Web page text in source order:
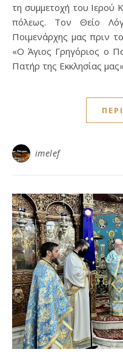
τη συμμετοχή του Ιερού
πόλεως. Τον Θείο
Ποιμενάρχης μας πριν
«Ο Άγιος Γρηγόριος ο
Πατήρ της Εκκλησίας
imelef